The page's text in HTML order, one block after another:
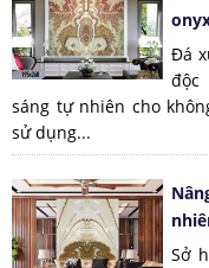
Đá
độc
sáng tự nhiên cho
sử dụng...
Sở